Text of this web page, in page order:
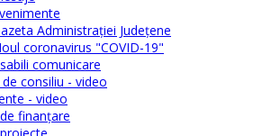
Administraţiei Judeţene
coronavirus "COVID-19"
comunicare
consiliu - video
- video
finanţare